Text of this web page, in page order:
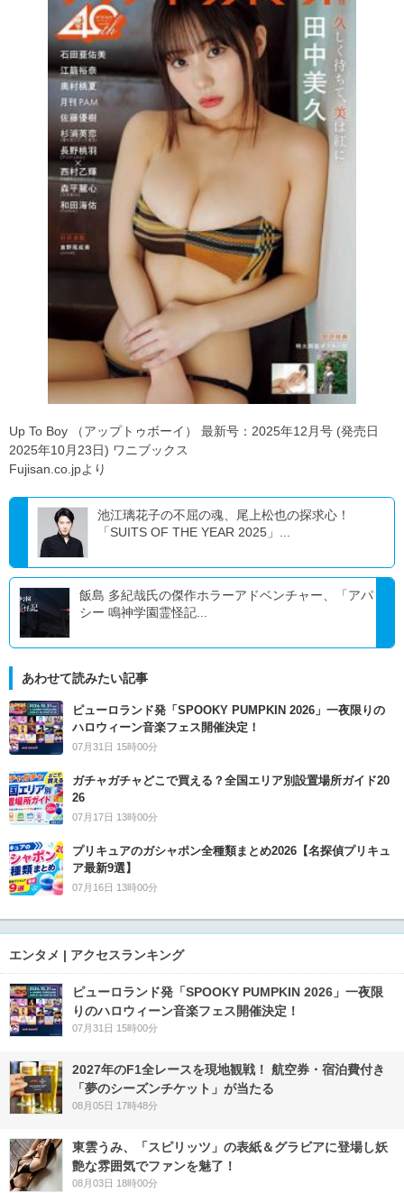
Up To Boy （アップトゥボーイ） 最新号：2025年12月号 (発売日
2025年10月23日) ワニブックス
Fujisan.co.jpより
池江璃花子の不屈の魂、尾上松也の探求心！
「SUITS OF THE YEAR 2025」...
飯島 多紀哉氏の傑作ホラーアドベンチャー、「アパ
シー 鳴神学園霊怪記...
あわせて読みたい記事
ピューロランド発「SPOOKY PUMPKIN 2026」一夜限りの
ハロウィーン音楽フェス開催決定！
07月31日 15時00分
ガチャガチャどこで買える？全国エリア別設置場所ガイド20
26
07月17日 13時00分
プリキュアのガシャポン全種類まとめ2026【名探偵プリキュ
ア最新9選】
07月16日 13時00分
エンタメ | アクセスランキング
ピューロランド発「SPOOKY PUMPKIN 2026」一夜限
りのハロウィーン音楽フェス開催決定！
07月31日 15時00分
2027年のF1全レースを現地観戦！ 航空券・宿泊費付き
「夢のシーズンチケット」が当たる
08月05日 17時48分
東雲うみ、「スピリッツ」の表紙＆グラビアに登場し妖
艶な雰囲気でファンを魅了！
08月03日 18時00分